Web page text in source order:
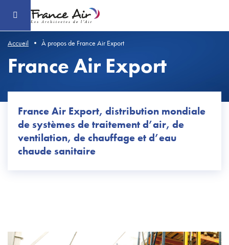
contenu
Accueil À propos de France Air Export
France Air Export
France Air Export, distribution mondiale
de systèmes de traitement d’air, de
ventilation, de chauffage et d’eau
chaude sanitaire